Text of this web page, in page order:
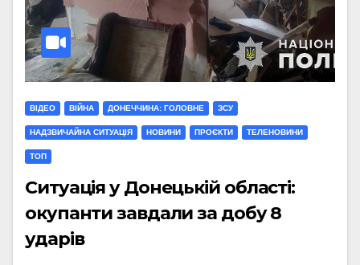
ВІДЕО ВІЙНА ДОНЕЧЧИНА: ГОЛОВНЕ ЗСУ
НАДЗВИЧАЙНА СИТУАЦІЯ НОВИНИ ПРОЄКТИ ТЕЛЕНОВИНИ
ТОП
Ситуація у Донецькій області:
окупанти завдали за добу 8
ударів